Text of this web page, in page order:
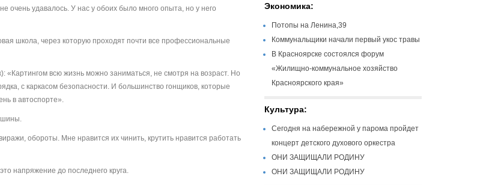
очень удавалось. У нас у обоих было много опыта, но у него
школа, через которую проходят почти все профессиональные
всю жизнь можно заниматься, не смотря на возраст. Но
с каркасом безопасности. И большинство гонщиков, которые
в автоспорте».
обороты. Мне нравится их чинить, крутить нравится работать
напряжение до последнего круга.
Экономика:
Потопы на Ленина,39
Коммунальщики начали первый укос травы
В Красноярске состоялся форум
«Жилищно-коммунальное хозяйство
Красноярского края»
Культура:
Сегодня на набережной у парома пройдет
концерт детского духового оркестра
ОНИ ЗАЩИЩАЛИ РОДИНУ
ОНИ ЗАЩИЩАЛИ РОДИНУ